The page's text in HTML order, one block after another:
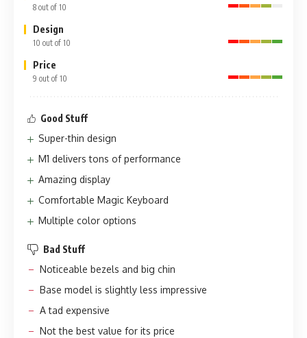
8 out of 10
Design
10 out of 10
Price
9 out of 10
Good Stuff
Super-thin design
M1 delivers tons of performance
Amazing display
Comfortable Magic Keyboard
Multiple color options
Bad Stuff
Noticeable bezels and big chin
Base model is slightly less impressive
A tad expensive
Not the best value for its price